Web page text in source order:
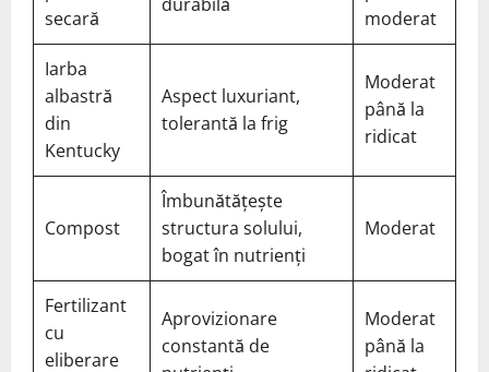
secară
moderat
Iarba
albastră
din
Kentucky
Aspect luxuriant,
tolerantă la frig
Moderat
până la
ridicat
Compost
Îmbunătățește
structura solului,
bogat în nutrienți
Moderat
Fertilizant
cu
eliberare
Aprovizionare
constantă de
Moderat
până la